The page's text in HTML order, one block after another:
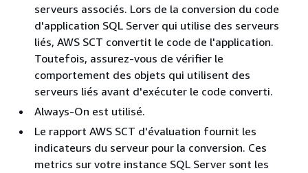
serveurs associés. Lors de la conversion du code
d'application SQL Server qui utilise des serveurs
liés, AWS SCT convertit le code de l'application.
Toutefois, assurez-vous de vérifier le
comportement des objets qui utilisent des
serveurs liés avant d'exécuter le code converti.
Always-On est utilisé.
Le rapport AWS SCT d'évaluation fournit les
indicateurs du serveur pour la conversion. Ces
metrics sur votre instance SQL Server sont les